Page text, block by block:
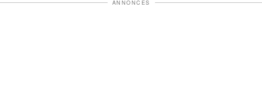
ANNONCES